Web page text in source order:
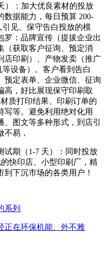
）：加大优良素材的投放
数据能力，每日预算 200-
见、保守告白投放的模
罗：品牌宣传（提拔企业出
（获取客户征询、预定消
店印刷）、产物发卖（推广
设备）。客户看到告白
预定表单、企业微信、征询
高，好比展现保守印刷取
质打印结果、印刷订单的
写等。避免利用绝对化用
图文等多种形式，到店引
不易，
期（1-7 天）：同时投放
快印店、小型印刷厂，精
下沉市场的各类用户！
系列
正在环保机能、外不雅